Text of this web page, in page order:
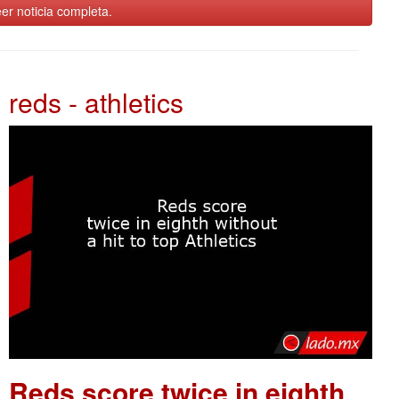
noticia completa.
reds - athletics